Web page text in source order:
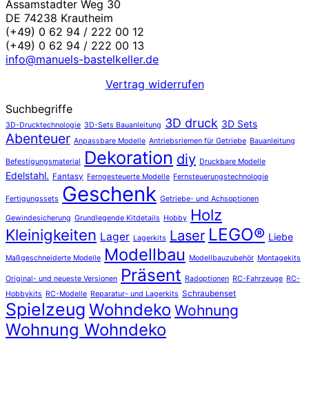
Assamstadter Weg 30
DE 74238 Krautheim
(+49) 0 62 94 / 222 00 12
(+49) 0 62 94 / 222 00 13
info@manuels-bastelkeller.de
Vertrag widerrufen
Suchbegriffe
3D-Drucktechnologie 3D-Sets Bauanleitung 3D druck 3D Sets
Abenteuer Anpassbare Modelle Antriebsriemen für Getriebe Bauanleitung
Befestigungsmaterial Dekoration diy Druckbare Modelle
Edelstahl. Fantasy Ferngesteuerte Modelle Fernsteuerungstechnologie
Fertigungssets Geschenk Getriebe- und Achsoptionen
Gewindesicherung Grundlegende Kitdetails Hobby Holz
Kleinigkeiten Lager Lagerkits Laser LEGO® Liebe
Maßgeschneiderte Modelle Modellbau Modellbauzubehör Montagekits
Original- und neueste Versionen Präsent Radoptionen RC-Fahrzeuge RC-
Hobbykits RC-Modelle Reparatur- und Lagerkits Schraubenset
Spielzeug Wohndeko Wohnung
Wohnung Wohndeko